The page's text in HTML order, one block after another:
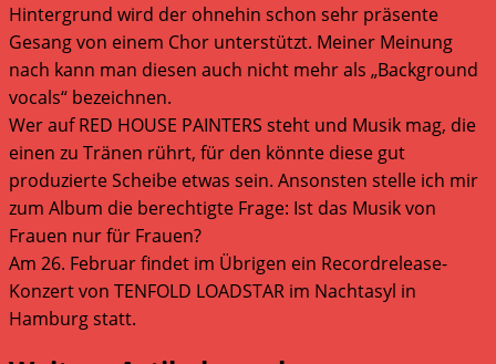
Hintergrund wird der ohnehin schon sehr präsente
Gesang von einem Chor unterstützt. Meiner Meinung
nach kann man diesen auch nicht mehr als „Background
vocals“ bezeichnen.
Wer auf RED HOUSE PAINTERS steht und Musik mag, die
einen zu Tränen rührt, für den könnte diese gut
produzierte Scheibe etwas sein. Ansonsten stelle ich mir
zum Album die berechtigte Frage: Ist das Musik von
Frauen nur für Frauen?
Am 26. Februar findet im Übrigen ein Recordrelease-
Konzert von TENFOLD LOADSTAR im Nachtasyl in
Hamburg statt.